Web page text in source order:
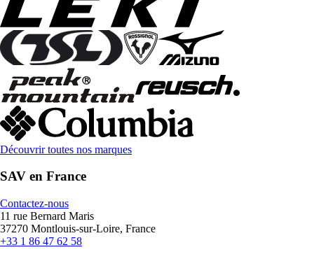
Découvrir toutes nos marques
SAV en France
Contactez-nous
11 rue Bernard Maris
37270 Montlouis-sur-Loire, France
+33 1 86 47 62 58